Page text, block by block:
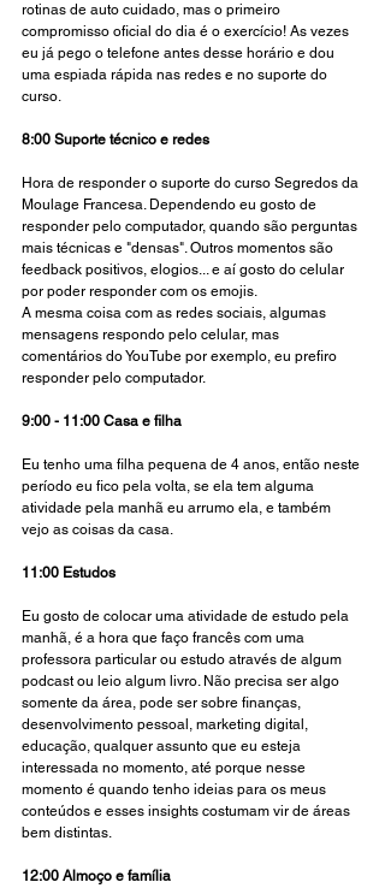
rotinas de auto cuidado, mas o primeiro
compromisso oficial do dia é o exercício! As vezes
eu já pego o telefone antes desse horário e dou
uma espiada rápida nas redes e no suporte do
curso.
8:00 Suporte técnico e redes
Hora de responder o suporte do curso Segredos da
Moulage Francesa. Dependendo eu gosto de
responder pelo computador, quando são perguntas
mais técnicas e "densas". Outros momentos são
feedback positivos, elogios... e aí gosto do celular
por poder responder com os emojis.
A mesma coisa com as redes sociais, algumas
mensagens respondo pelo celular, mas
comentários do YouTube por exemplo, eu prefiro
responder pelo computador.
9:00 - 11:00 Casa e filha
Eu tenho uma filha pequena de 4 anos, então neste
período eu fico pela volta, se ela tem alguma
atividade pela manhã eu arrumo ela, e também
vejo as coisas da casa.
11:00 Estudos
Eu gosto de colocar uma atividade de estudo pela
manhã, é a hora que faço francês com uma
professora particular ou estudo através de algum
podcast ou leio algum livro. Não precisa ser algo
somente da área, pode ser sobre finanças,
desenvolvimento pessoal, marketing digital,
educação, qualquer assunto que eu esteja
interessada no momento, até porque nesse
momento é quando tenho ideias para os meus
conteúdos e esses insights costumam vir de áreas
bem distintas.
12:00 Almoço e família